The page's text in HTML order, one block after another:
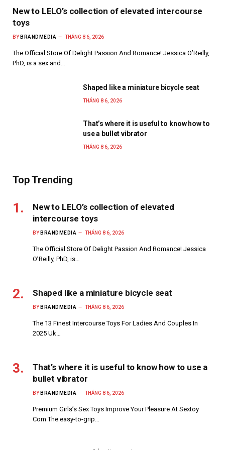
New to LELO’s collection of elevated intercourse
toys
BY BRANDMEDIA THÁNG 8 6, 2026
The Official Store Of Delight Passion And Romance! Jessica O’Reilly,
PhD, is a sex and…
Shaped like a miniature bicycle seat
THÁNG 8 6, 2026
That’s where it is useful to know how to
use a bullet vibrator
THÁNG 8 6, 2026
Top Trending
New to LELO’s collection of elevated
intercourse toys
BY BRANDMEDIA THÁNG 8 6, 2026
The Official Store Of Delight Passion And Romance! Jessica
O’Reilly, PhD, is…
Shaped like a miniature bicycle seat
BY BRANDMEDIA THÁNG 8 6, 2026
The 13 Finest Intercourse Toys For Ladies And Couples In
2025 Uk…
That’s where it is useful to know how to use a
bullet vibrator
BY BRANDMEDIA THÁNG 8 6, 2026
Premium Girls’s Sex Toys Improve Your Pleasure At Sextoy
Com The easy-to-grip…